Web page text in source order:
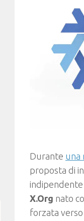
Durante una
proposta di
X.Org nato
forzata verso